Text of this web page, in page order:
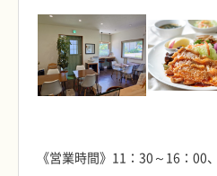
《営業時間》11：30～16：00